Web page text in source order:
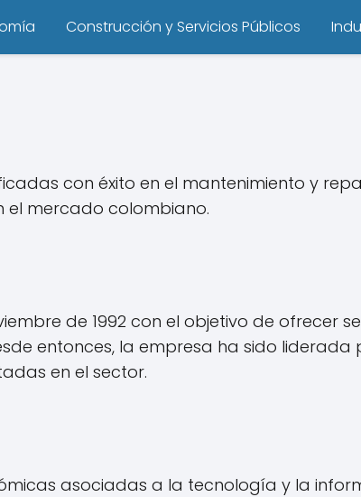
Construcción y Servicios Públicos
con éxito en el mantenimiento y
el mercado colombiano.
de 1992 con el objetivo de ofrecer
entonces, la empresa ha sido
en el sector.
asociadas a la tecnología y la